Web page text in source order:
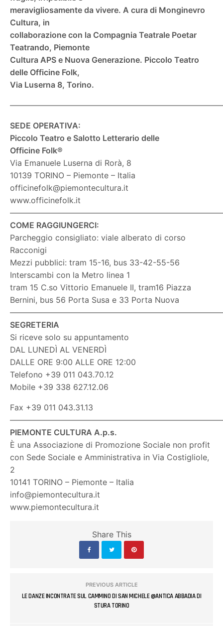
meravigliosamente da vivere. A cura di Monginevro
Cultura, in
collaborazione con la Compagnia Teatrale Poetar
Teatrando, Piemonte
Cultura APS e Nuova Generazione. Piccolo Teatro
delle Officine Folk,
Via Luserna 8, Torino.
SEDE OPERATIVA:
Piccolo Teatro e Salotto Letterario delle
Officine Folk®
Via Emanuele Luserna di Rorà, 8
10139 TORINO – Piemonte – Italia
officinefolk@piemontecultura.it
www.officinefolk.it
COME RAGGIUNGERCI:
Parcheggio consigliato: viale alberato di corso
Racconigi
Mezzi pubblici: tram 15-16, bus 33-42-55-56
Interscambi con la Metro linea 1
tram 15 C.so Vittorio Emanuele II, tram16 Piazza
Bernini, bus 56 Porta Susa e 33 Porta Nuova
SEGRETERIA
Si riceve solo su appuntamento
DAL LUNEDÌ AL VENERDÌ
DALLE ORE 9:00 ALLE ORE 12:00
Telefono +39 011 043.70.12
Mobile +39 338 627.12.06
Fax +39 011 043.31.13
PIEMONTE CULTURA A.p.s.
È una Associazione di Promozione Sociale non profit
con Sede Sociale e Amministrativa in Via Costigliole,
2
10141 TORINO – Piemonte – Italia
info@piemontecultura.it
www.piemontecultura.it
Share This
PREVIOUS ARTICLE
LE DANZE INCONTRATE SUL CAMMINO DI SAN MICHELE @ANTICA ABBADIA DI
STURA TORINO